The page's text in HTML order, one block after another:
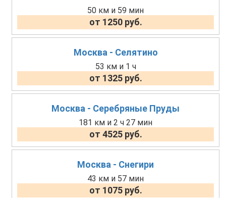
50 км и 59 мин
от 1250 руб.
Москва - Селятино
53 км и 1 ч
от 1325 руб.
Москва - Серебряные Пруды
181 км и 2 ч 27 мин
от 4525 руб.
Москва - Снегири
43 км и 57 мин
от 1075 руб.